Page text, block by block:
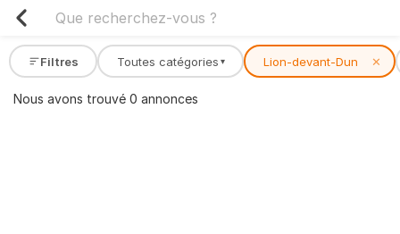
Filtres Toutes catégories ▾ Lion-devant-Dun ✕
Nous avons trouvé 0 annonces